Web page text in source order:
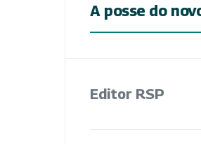
A posse do
Editor RSP